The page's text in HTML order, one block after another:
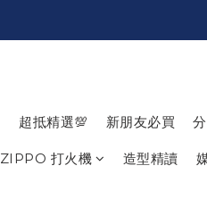
超抵精選💯 新朋友必買
ZIPPO 打火機 造型精讀